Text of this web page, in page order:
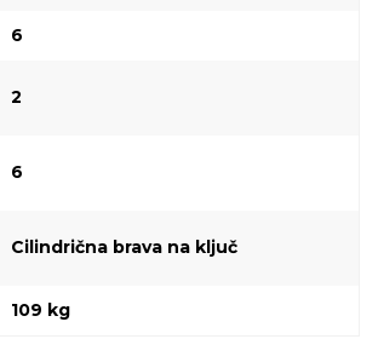
6
2
6
Cilindrična brava na ključ
109 kg